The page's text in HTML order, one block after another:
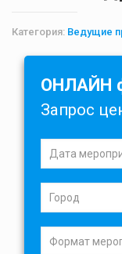
Категория: Ведущие
ОНЛАЙН
Запрос